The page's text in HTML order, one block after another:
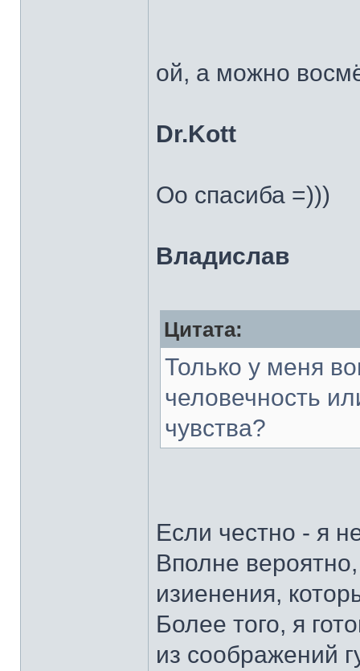
ой, а можно
Dr.Kott
Оо спасиба =)))
Владислав
Цитата:
Только у меня
человечность
чувства?
Если честно - я
Вполне
изиенения,
Более того, я
из соображений